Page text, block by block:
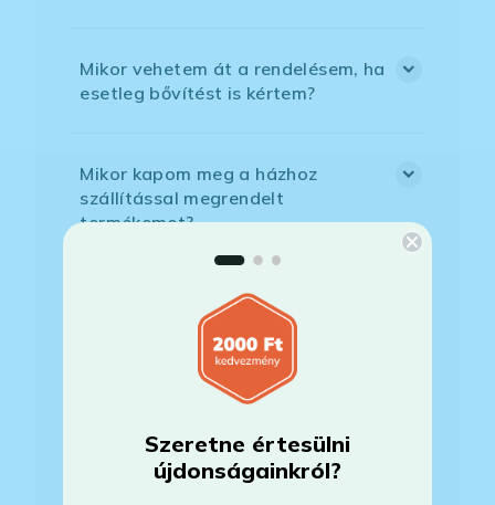
Mikor vehetem át a rendelésem, ha
esetleg bővítést is kértem?
Mikor kapom meg a házhoz
szállítással megrendelt
termékemet?
Milyen szoftverek vannak előre
telepítve a laptopra?
Mit jelent, hogy magyar/magyar
kiosztású európai/külföldi kiosztású
a billentyűzet?
Szeretne értesülni
újdonságainkról?